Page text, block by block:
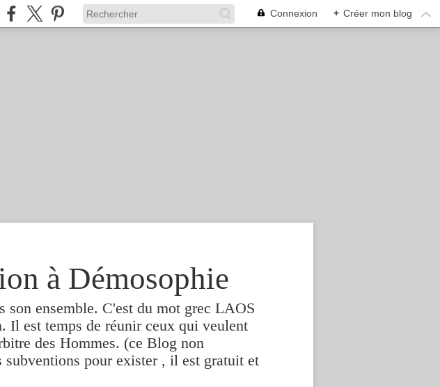
Connexion + Créer mon blog
à Démosophie
ensemble. C'est du mot grec LAOS
Il est temps de réunir ceux qui veulent
des Hommes. (ce Blog non
pour exister , il est gratuit et